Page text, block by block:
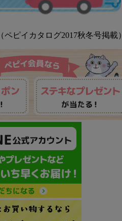
（ペピイカタログ2017秋冬号掲載